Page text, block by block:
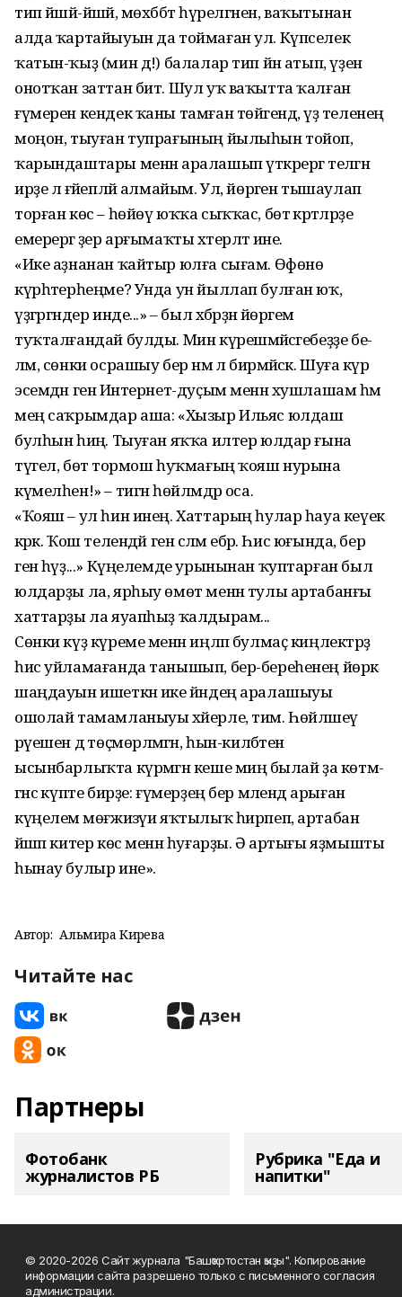
тип йәшәй-йәшәй, мөхәббәт һүрелгәнен, ваҡытынан
алда ҡартайы­уын да тоймаған ул. Күпселек
ҡатын-ҡыҙ (мин дә!) балалар тип йән атып, үҙен
онотҡан заттан бит. Шул уҡ ва­ҡытта ҡалған
ғүмерен кендек ҡаны тамған төйәгендә, үҙ теленең
моңон, тыуған тупрағының йылыһын тойоп,
ҡарындаштары менән аралашып үткә­рергә теләгән
ирҙе лә ғәйепләй алмайым. Ул, йөрәген тышаулап
торған көс – һөйөү юҡҡа сыҡҡас, бөтә кәртә­ләрҙе
емерергә әҙер арғымаҡты хәтер­ләтә ине.
«Ике аҙнанан ҡайтыр юлға сығам. Өфөнө
күрһәтерһеңме? Унда ун йыллап булған юҡ,
үҙгәргәндер инде...» – был хәбәрҙән йөрәгем
туҡталғандай булды. Мин күрешмәйәсәгебеҙҙе бе­
ләм, сөнки осрашыу бер нәмә лә бир­мәйәсәк. Шуға күрә
эсемдән генә Интернет-дуҫым менән хушлашам һәм
мең саҡрымдар аша: «Хызыр Ильяс юлдаш
булһын һиңә. Тыуған яҡҡа илтер юлдар ғына
түгел, бөтә тормош һуҡмағың ҡояш нурына
күмелһен!» – тигән һөйләмдәр оса.
«Ҡояш – ул һин инең. Хаттарың һулар һауа кеүек
кәрәк. Ҡош телендәй генә сәләм ебәр. Һис юғында, бер
генә һүҙ...» Күңелемде урынынан ҡуп­тарған был
юлдарҙы ла, ярһыу өмөт менән тулы артабанғы
хаттарҙы ла яуапһыҙ ҡалдырам...
Сөнки күҙ күреме менән иңләп булмаҫ киңлектәрҙә
һис уйламағанда танышып, бер-береһенең йөрәк
шаң­дауын ишеткән ике йәндең аралашыуы
ошолай тамамланыуы хәйерле, тим. Һөйләшеү
рәүешен дә төҫмөрлә­мә­гән, һын-килбәтен
ысынбарлыҡта күрмә­гән кеше миңә былай ҙа көтмә­
гәнсә күпте бирҙе: ғүмерҙең бер мә­лендә арыған
күңелемә мөғжизәүи яҡтылыҡ һирпеп, артабан
йәшәп ки­тер көс менән һуғарҙы. Ә артығы яҙмышты
һынау булыр ине».
Автор: Альмира Кирәева
Читайте нас
Партнеры
Фотобанк
журналистов РБ
Рубрика "Еда и
напитки"
© 2020-2026 Сайт журнала "Башҡортостан ҡыҙы". Копирование
информации сайта разрешено только с письменного согласия
администрации.